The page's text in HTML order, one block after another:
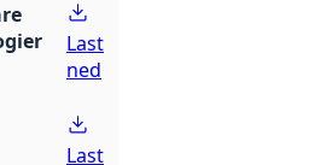
Last
ned
Last